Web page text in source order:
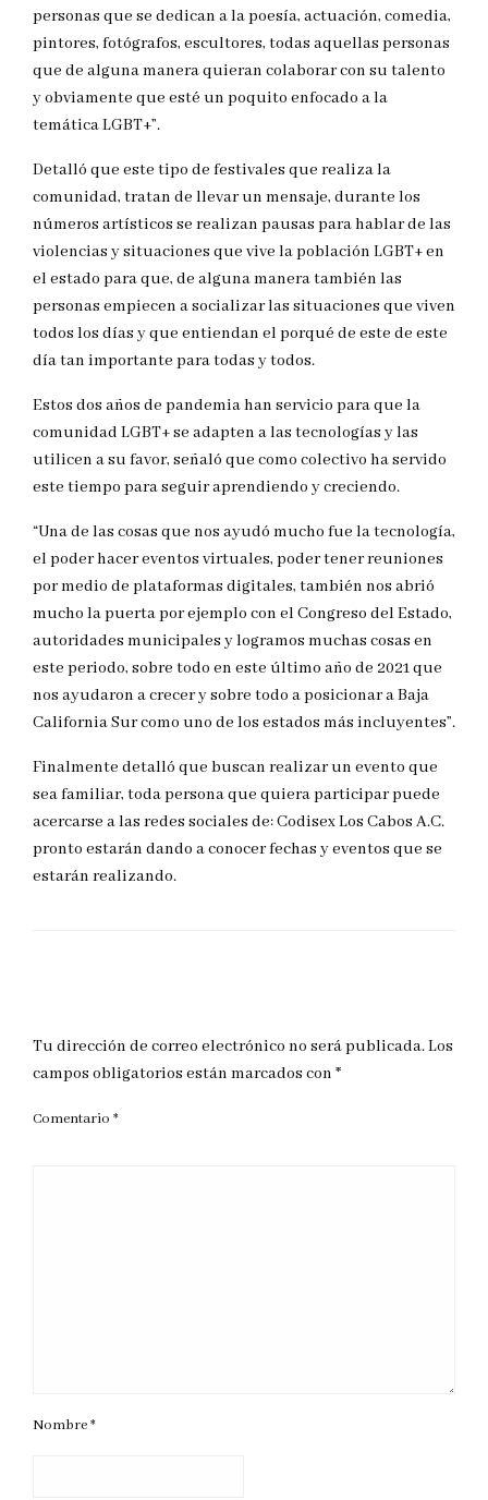
personas que se dedican a la poesía, actuación, comedia,
pintores, fotógrafos, escultores, todas aquellas personas
que de alguna manera quieran colaborar con su talento
y obviamente que esté un poquito enfocado a la
temática LGBT+”.
Detalló que este tipo de festivales que realiza la
comunidad, tratan de llevar un mensaje, durante los
números artísticos se realizan pausas para hablar de las
violencias y situaciones que vive la población LGBT+ en
el estado para que, de alguna manera también las
personas empiecen a socializar las situaciones que viven
todos los días y que entiendan el porqué de este de este
día tan importante para todas y todos.
Estos dos años de pandemia han servicio para que la
comunidad LGBT+ se adapten a las tecnologías y las
utilicen a su favor, señaló que como colectivo ha servido
este tiempo para seguir aprendiendo y creciendo.
“Una de las cosas que nos ayudó mucho fue la tecnología,
el poder hacer eventos virtuales, poder tener reuniones
por medio de plataformas digitales, también nos abrió
mucho la puerta por ejemplo con el Congreso del Estado,
autoridades municipales y logramos muchas cosas en
este periodo, sobre todo en este último año de 2021 que
nos ayudaron a crecer y sobre todo a posicionar a Baja
California Sur como uno de los estados más incluyentes”.
Finalmente detalló que buscan realizar un evento que
sea familiar, toda persona que quiera participar puede
acercarse a las redes sociales de: Codisex Los Cabos A.C.
pronto estarán dando a conocer fechas y eventos que se
estarán realizando.
Tu dirección de correo electrónico no será publicada.Los
campos obligatorios están marcados con *
Comentario *
Nombre*